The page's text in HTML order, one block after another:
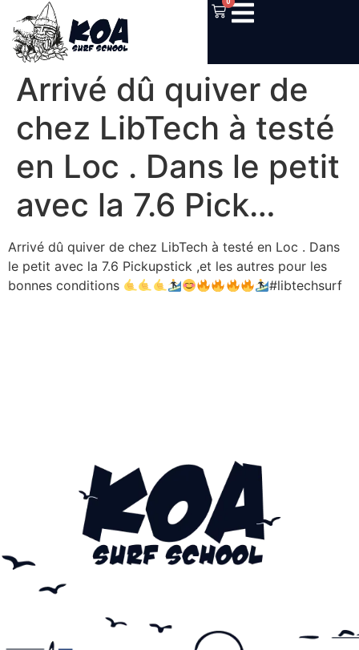
Arrivé dû quiver de
chez LibTech à testé
en Loc . Dans le petit
avec la 7.6 Pick…
Arrivé dû quiver de chez LibTech à testé en Loc . Dans
le petit avec la 7.6 Pickupstick ,et les autres pour les
bonnes conditions
#libtechsurf